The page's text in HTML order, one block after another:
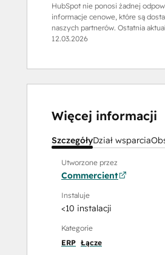
HubSpot nie ponosi żadnej
informacje cenowe, które są
naszych partnerów. Ostatnia
12.03.2026
Więcej informacji
SzczegółyDział wsparcia
Utworzone przez
Commercient
Instaluje
<10 instalacji
Kategorie
ERP Łącze